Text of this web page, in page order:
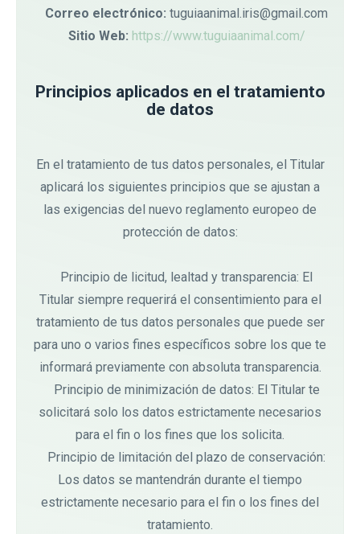
Correo electrónico: tuguiaanimal.iris@gmail.com
Sitio Web: https://www.tuguiaanimal.com/
Principios aplicados en el tratamiento
de datos
En el tratamiento de tus datos personales, el Titular
aplicará los siguientes principios que se ajustan a
las exigencias del nuevo reglamento europeo de
protección de datos:
Principio de licitud, lealtad y transparencia: El
Titular siempre requerirá el consentimiento para el
tratamiento de tus datos personales que puede ser
para uno o varios fines específicos sobre los que te
informará previamente con absoluta transparencia.
Principio de minimización de datos: El Titular te
solicitará solo los datos estrictamente necesarios
para el fin o los fines que los solicita.
Principio de limitación del plazo de conservación:
Los datos se mantendrán durante el tiempo
estrictamente necesario para el fin o los fines del
tratamiento.